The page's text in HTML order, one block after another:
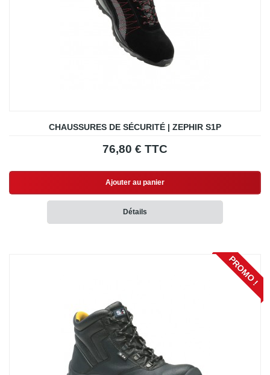
CHAUSSURES DE SÉCURITÉ | ZEPHIR S1P
76,80 € TTC
Ajouter au panier
Détails
PROMO !